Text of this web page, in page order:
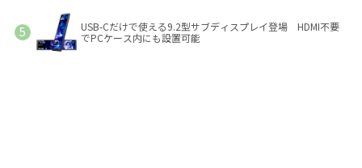
USB-Cだけで使える9.2型サブディスプレイ登場 HDMI不要
でPCケース内にも設置可能